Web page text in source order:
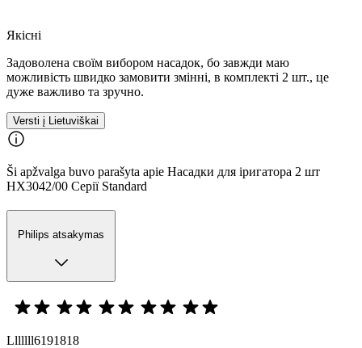
Якісні
Задоволена своїм вибором насадок, бо завжди маю
можливість швидко замовити змінні, в комплекті 2 шт., це
дуже важливо та зручно.
Versti į Lietuviškai
Ši apžvalga buvo parašyta apie Насадки для іригатора 2 шт
HX3042/00 Серії Standard
Philips atsakymas
Lllllll6191818